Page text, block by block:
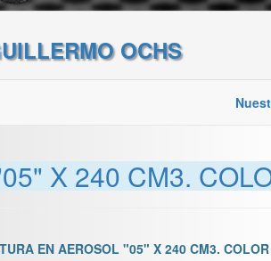
OCHS
X 240 CM3.
EN AEROSOL "05" X 240 CM3.